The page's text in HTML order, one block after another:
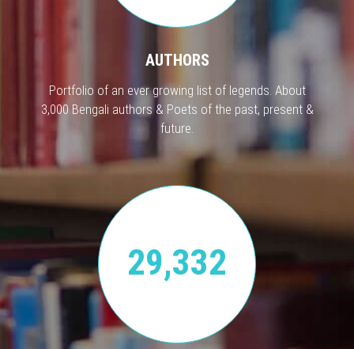
AUTHORS
Portfolio of an ever growing list of legends. About
3,000 Bengali authors & Poets of the past, present &
future.
29,332